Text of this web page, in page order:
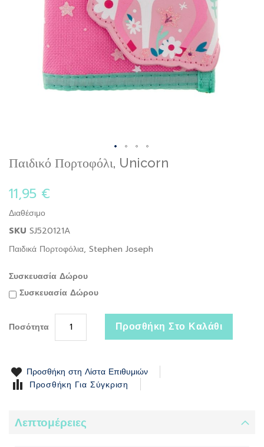
Παιδικό Πορτοφόλι, Unicorn
11,95 €
Διαθέσιμο
SKU SJ520121A
Παιδικά Πορτοφόλια, Stephen Joseph
Συσκευασία Δώρου
Συσκευασία Δώρου
Ποσότητα Προσθήκη Στο Καλάθι
Προσθήκη στη Λίστα Επιθυμιών
Προσθήκη Για Σύγκριση
Λεπτομέρειες
Skip
beginning
of
the
images
gallery